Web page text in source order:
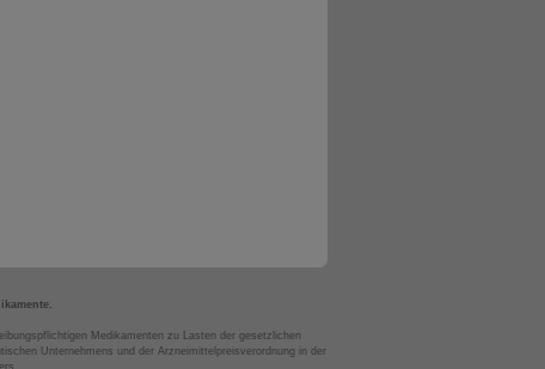
Medikamenten zu Lasten der gesetzlichen
Unternehmens und der Arzneimittelpreisverordnung in der